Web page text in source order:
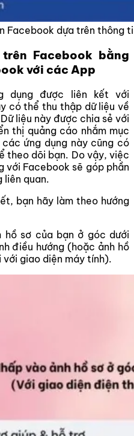
Facebook dựa trên thông
Facebook bằng
với các App
dụng được liên kết với
có thể thu thập dữ liệu về
liệu này được chia sẻ với
thị quảng cáo nhắm mục
ứng dụng này cũng có
theo dõi bạn. Do vậy, việc
với Facebook sẽ góp phần
liên quan.
bạn hãy làm theo hướng
hồ sơ của bạn ở góc dưới
điều hướng (hoặc ảnh hồ
với giao diện máy tính).